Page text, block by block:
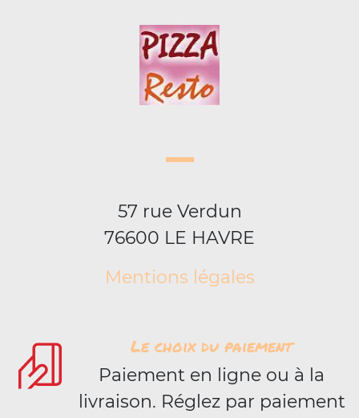
57 rue Verdun
76600 LE HAVRE
Mentions légales
Le choix du paiement
Paiement en ligne ou à la
livraison. Réglez par paiement